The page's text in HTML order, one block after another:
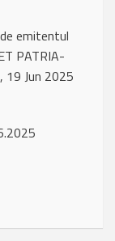
emitentul
PATRIA-
19 Jun 2025